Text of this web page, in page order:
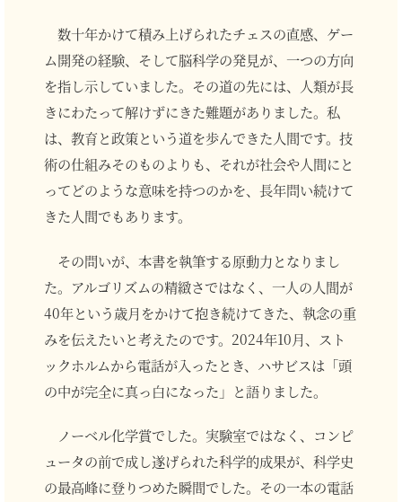
数十年かけて積み上げられたチェスの直感、ゲー
ム開発の経験、そして脳科学の発見が、一つの方向
を指し示していました。その道の先には、人類が長
きにわたって解けずにきた難題がありました。私
は、教育と政策という道を歩んできた人間です。技
術の仕組みそのものよりも、それが社会や人間にと
ってどのような意味を持つのかを、長年問い続けて
きた人間でもあります。
その問いが、本書を執筆する原動力となりまし
た。アルゴリズムの精緻さではなく、一人の人間が
40年という歳月をかけて抱き続けてきた、執念の重
みを伝えたいと考えたのです。2024年10月、スト
ックホルムから電話が入ったとき、ハサビスは「頭
の中が完全に真っ白になった」と語りました。
ノーベル化学賞でした。実験室ではなく、コンピ
ュータの前で成し遂げられた科学的成果が、科学史
の最高峰に登りつめた瞬間でした。その一本の電話